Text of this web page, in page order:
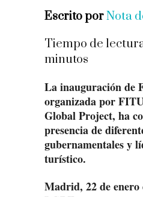
Escrito porNota
Tiempo de
minutos
La inauguración de
organizada por
Global Project, ha
presencia de
gubernamentales y
turístico.
Madrid, 22 de enero